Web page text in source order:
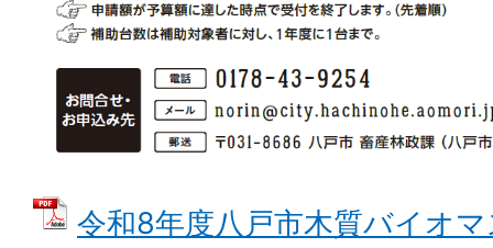
令和8年度八戸市木質バイオ